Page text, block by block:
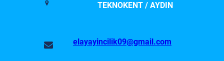
TEKNOKENT / AYDIN
elayayincilik09@gmail.com